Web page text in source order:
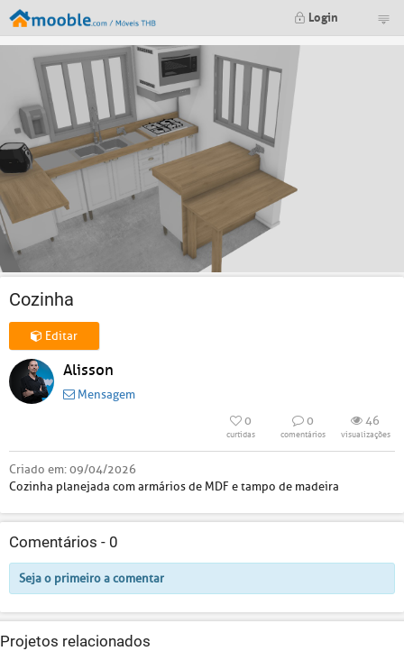
Login
Cozinha
Editar
Alisson
Mensagem
0
curtidas
0
comentários
46
visualizações
Criado em:09/04/2026
Cozinha planejada com armários de MDF e tampo de madeira
Comentários - 0
Seja o primeiro a comentar
Projetos relacionados